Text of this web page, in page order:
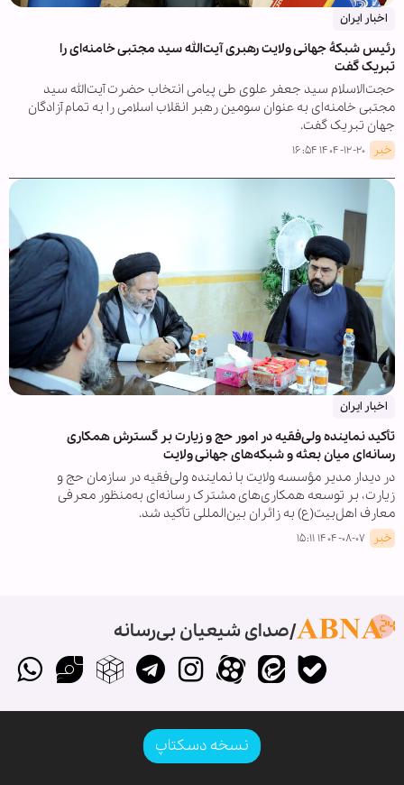
اخبار ایران
رئیس شبکۀ جهانی ولایت رهبری آیت‌الله سید مجتبی خامنه‌ای را
تبریک گفت
حجت‌الاسلام سید جعفر علوی طی پیامی انتخاب حضرت آیت‌الله سید
مجتبی خامنه‌ای به عنوان سومین رهبر انقلاب اسلامی را به تمام آزادگان
جهان تبریک گفت.
خبر ۱۴۰۴-۱۲-۲۰ ۱۶:۵۴
اخبار ایران
تأکید نماینده ولی‌فقیه در امور حج و زیارت بر گسترش همکاری
رسانه‌ای میان بعثه و شبکه‌های جهانی ولایت
در دیدار مدیر مؤسسه ولایت با نماینده ولی‌فقیه در سازمان حج و
زیارت، بر توسعه همکاری‌های مشترک رسانه‌ای به‌منظور معرفی
معارف اهل‌بیت(ع) به زائران بین‌المللی تأکید شد.
خبر ۱۴۰۴-۰۸-۰۷ ۱۵:۱۱
صدای شیعیان بی‌رسانه
نسخه دسکتاپ